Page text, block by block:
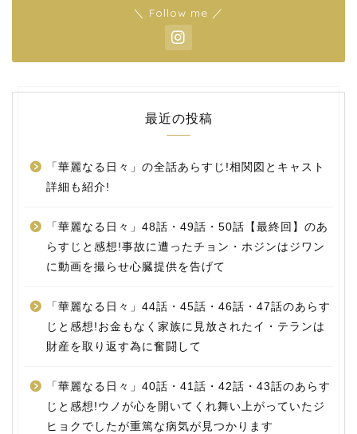
＼ Follow me ／
最近の投稿
「華麗なる日々」の全話あらすじ!相関図とキャスト
詳細も紹介!
「華麗なる日々」48話・49話・50話【最終回】のあ
らすじと感想!事故に遭ったチョン・ホジンはジワン
に動画を撮らせ心臓提供を告げて
「華麗なる日々」44話・45話・46話・47話のあらす
じと感想!お金もなく家族に見放されたイ・テランは
財産を取り返す為に奮闘して
「華麗なる日々」40話・41話・42話・43話のあらす
じと感想!ウノが心を開いてくれ舞い上がっていたジ
ヒョクでしたが重篤な病気が見つかります